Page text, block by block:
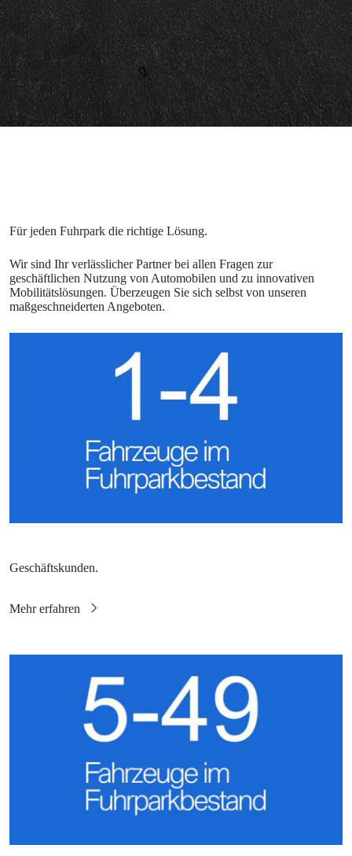
Wir sind Ihr verlässlicher Partner bei allen Fragen zur
geschäftlichen Nutzung von Automobilen und zu innovativen
Mobilitätslösungen. Überzeugen Sie sich selbst von unseren
maßgeschneiderten Angeboten.